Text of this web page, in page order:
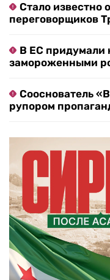
Стало известно
переговорщиков
В ЕС придумали
замороженными
Сооснователь
рупором